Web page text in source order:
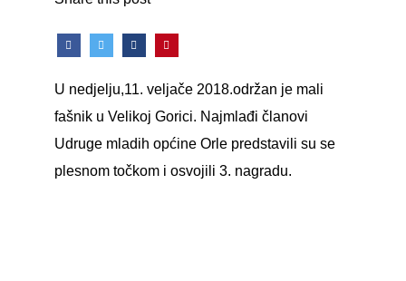
U nedjelju,11. veljače 2018.održan je mali
fašnik u Velikoj Gorici. Najmlađi članovi
Udruge mladih općine Orle predstavili su se
plesnom točkom i osvojili 3. nagradu.